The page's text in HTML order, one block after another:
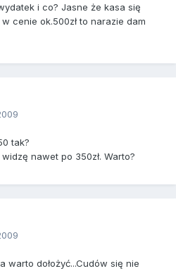
i co? Jasne że kasa się
cenie ok.500zł to narazie dam
tak?
nawet po 350zł. Warto?
warto dołożyć...Cudów się nie